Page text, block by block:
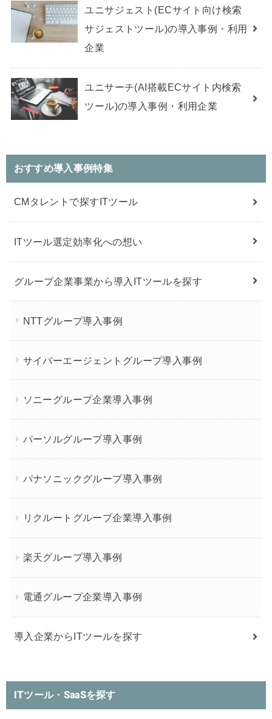
ユニサジェスト(ECサイト向け検索
サジェストツール)の導入事例・利用
企業
ユニサーチ(AI搭載ECサイト内検索
ツール)の導入事例・利用企業
おすすめ導入事例特集
CMタレントで探すITツール
ITツール選定効率化への想い
グループ企業事業から導入ITツールを探す
NTTグループ導入事例
サイバーエージェントグループ導入事例
ソニーグループ企業導入事例
パーソルグループ導入事例
パナソニックグループ導入事例
リクルートグループ企業導入事例
楽天グループ導入事例
電通グループ企業導入事例
導入企業からITツールを探す
ITツール・SaaSを探す